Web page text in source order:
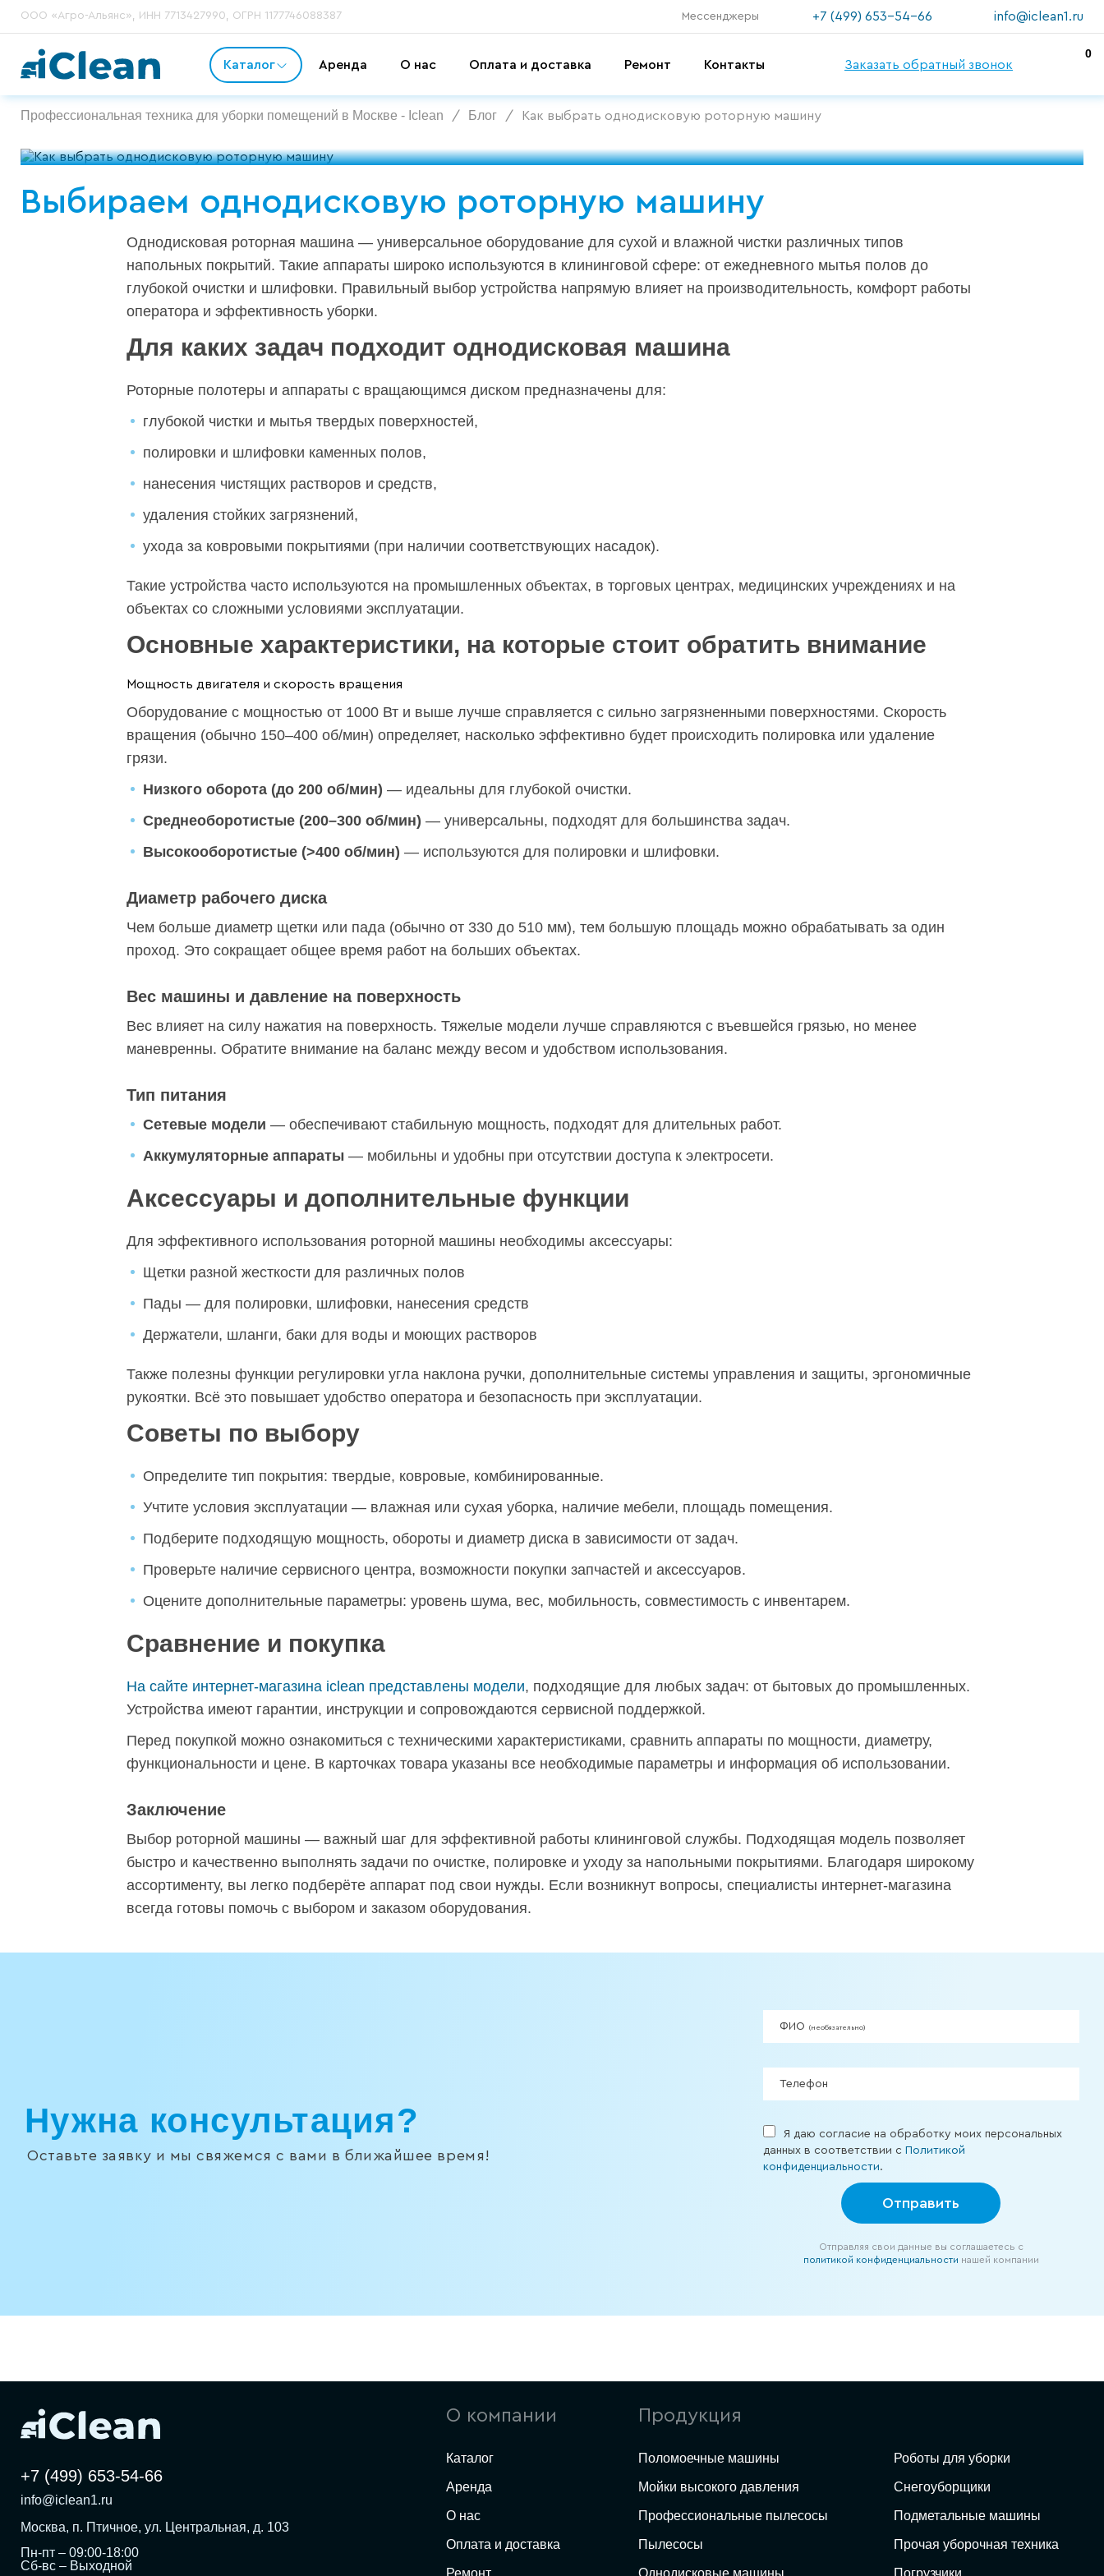
ООО «Агро-Альянс», ИНН 7713427990, ОГРН 1177746088387 Мессенджеры +7 (499) 653-54-66 info@iclean1.ru
Каталог Аренда О нас Оплата и доставка Ремонт Контакты Заказать обратный звонок
0
Профессиональная техника для уборки помещений в Москве - Iclean / Блог / Как выбрать однодисковую роторную машину
Выбираем однодисковую роторную машину
Однодисковая роторная машина — универсальное оборудование для сухой и влажной чистки различных типов
напольных покрытий. Такие аппараты широко используются в клининговой сфере: от ежедневного мытья полов до
глубокой очистки и шлифовки. Правильный выбор устройства напрямую влияет на производительность, комфорт работы
оператора и эффективность уборки.
Для каких задач подходит однодисковая машина
Роторные полотеры и аппараты с вращающимся диском предназначены для:
глубокой чистки и мытья твердых поверхностей,
полировки и шлифовки каменных полов,
нанесения чистящих растворов и средств,
удаления стойких загрязнений,
ухода за ковровыми покрытиями (при наличии соответствующих насадок).
Такие устройства часто используются на промышленных объектах, в торговых центрах, медицинских учреждениях и на
объектах со сложными условиями эксплуатации.
Основные характеристики, на которые стоит обратить внимание
Мощность двигателя и скорость вращения
Оборудование с мощностью от 1000 Вт и выше лучше справляется с сильно загрязненными поверхностями. Скорость
вращения (обычно 150–400 об/мин) определяет, насколько эффективно будет происходить полировка или удаление
грязи.
Низкого оборота (до 200 об/мин) — идеальны для глубокой очистки.
Среднеоборотистые (200–300 об/мин) — универсальны, подходят для большинства задач.
Высокооборотистые (>400 об/мин) — используются для полировки и шлифовки.
Диаметр рабочего диска
Чем больше диаметр щетки или пада (обычно от 330 до 510 мм), тем большую площадь можно обрабатывать за один
проход. Это сокращает общее время работ на больших объектах.
Вес машины и давление на поверхность
Вес влияет на силу нажатия на поверхность. Тяжелые модели лучше справляются с въевшейся грязью, но менее
маневренны. Обратите внимание на баланс между весом и удобством использования.
Тип питания
Сетевые модели — обеспечивают стабильную мощность, подходят для длительных работ.
Аккумуляторные аппараты — мобильны и удобны при отсутствии доступа к электросети.
Аксессуары и дополнительные функции
Для эффективного использования роторной машины необходимы аксессуары:
Щетки разной жесткости для различных полов
Пады — для полировки, шлифовки, нанесения средств
Держатели, шланги, баки для воды и моющих растворов
Также полезны функции регулировки угла наклона ручки, дополнительные системы управления и защиты, эргономичные
рукоятки. Всё это повышает удобство оператора и безопасность при эксплуатации.
Советы по выбору
Определите тип покрытия: твердые, ковровые, комбинированные.
Учтите условия эксплуатации — влажная или сухая уборка, наличие мебели, площадь помещения.
Подберите подходящую мощность, обороты и диаметр диска в зависимости от задач.
Проверьте наличие сервисного центра, возможности покупки запчастей и аксессуаров.
Оцените дополнительные параметры: уровень шума, вес, мобильность, совместимость с инвентарем.
Сравнение и покупка
На сайте интернет-магазина iclean представлены модели, подходящие для любых задач: от бытовых до промышленных.
Устройства имеют гарантии, инструкции и сопровождаются сервисной поддержкой.
Перед покупкой можно ознакомиться с техническими характеристиками, сравнить аппараты по мощности, диаметру,
функциональности и цене. В карточках товара указаны все необходимые параметры и информация об использовании.
Заключение
Выбор роторной машины — важный шаг для эффективной работы клининговой службы. Подходящая модель позволяет
быстро и качественно выполнять задачи по очистке, полировке и уходу за напольными покрытиями. Благодаря широкому
ассортименту, вы легко подберёте аппарат под свои нужды. Если возникнут вопросы, специалисты интернет-магазина
всегда готовы помочь с выбором и заказом оборудования.
Нужна консультация?
Оставьте заявку и мы свяжемся с вами в ближайшее время!
ФИО (необязательно)
Телефон
Я даю согласие на обработку моих персональных
данных в соответствии с Политикой
конфиденциальности.
Отправить
Отправляя свои данные вы соглашаетесь с
политикой конфиденциальности нашей компании
+7 (499) 653-54-66
info@iclean1.ru
Москва, п. Птичное, ул. Центральная, д. 103
Пн-пт – 09:00-18:00
Сб-вс – Выходной
О компании
Каталог
Аренда
О нас
Оплата и доставка
Ремонт
Продукция
Поломоечные машины
Мойки высокого давления
Профессиональные пылесосы
Пылесосы
Однодисковые машины
Роботы для уборки
Снегоуборщики
Подметальные машины
Прочая уборочная техника
Погрузчики